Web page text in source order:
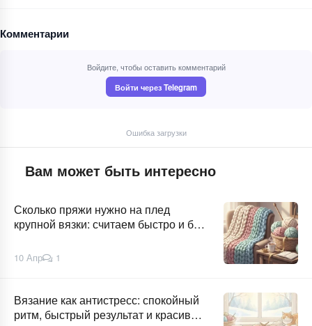
Комментарии
Войдите, чтобы оставить комментарий
Войти через Telegram
Ошибка загрузки
Вам может быть интересно
Сколько пряжи нужно на плед
крупной вязки: считаем быстро и без
10 Апр 1
Вязание как антистресс: спокойный
ритм, быстрый результат и красивая